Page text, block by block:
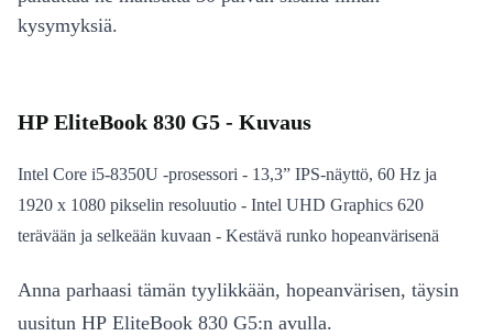
kysymyksiä.
HP EliteBook 830 G5 - Kuvaus
Intel Core i5-8350U -prosessori - 13,3” IPS-näyttö, 60 Hz ja
1920 x 1080 pikselin resoluutio - Intel UHD Graphics 620
terävään ja selkeään kuvaan - Kestävä runko hopeanvärisenä
Anna parhaasi tämän tyylikkään, hopeanvärisen, täysin
uusitun HP EliteBook 830 G5:n avulla.